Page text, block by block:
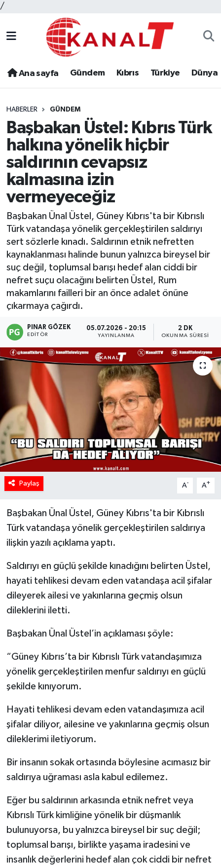
/
Ana sayfa Gündem Kıbrıs Türkiye Dünya
HABERLER GÜNDEM
Başbakan Üstel: Kıbrıs Türk
halkına yönelik hiçbir
saldırının cevapsız
kalmasına izin
vermeyeceğiz
Başbakan Ünal Üstel, Güney Kıbrıs'ta bir Kıbrıslı
Türk vatandaşa yönelik gerçekleştirilen saldırıyı
sert sözlerle kınadı. Saldırının etnik nefretten
kaynaklanması halinde bunun yalnızca bireysel bir
suç değil, toplumsal barışı hedef alan ciddi bir
nefret suçu olacağını belirten Üstel, Rum
makamlarını failleri bir an önce adalet önüne
çıkarmaya çağırdı.
PINAR GÖZEK
EDITÖR
05.07.2026 - 20:15
YAYINLANMA
2 DK
OKUNMA SÜRESI
Paylaş A- A+
Başbakan Ünal Üstel, Güney Kıbrıs'ta bir Kıbrıslı
Türk vatandaşa yönelik gerçekleştirilen saldırıya
ilişkin yazılı açıklama yaptı.
Saldırıyı en güçlü şekilde kınadığını belirten Üstel,
hayati tehlikesi devam eden vatandaşa acil şifalar
dileyerek ailesi ve yakınlarına geçmiş olsun
dileklerini iletti.
Başbakan Ünal Üstel’in açıklaması şöyle:
“Güney Kıbrıs’ta bir Kıbrıslı Türk vatandaşımıza
yönelik gerçekleştirilen menfur saldırıyı en güçlü
şekilde kınıyorum.
Hayati tehlikesi devam eden vatandaşımıza acil
şifalar diliyor, ailesine ve yakınlarına geçmiş olsun
dileklerimi iletiyorum.
Bir insanın sokak ortasında böylesine acımasız bir
saldırıya uğraması asla kabul edilemez.
Eğer bu saldırının arkasında etnik nefret veya
Kıbrıslı Türk kimliğine yönelik bir düşmanlık
bulunuyorsa, bu yalnızca bireysel bir suç değil;
toplumsal barışı, birlikte yaşama iradesini ve
insanlık değerlerini hedef alan çok ciddi bir nefret